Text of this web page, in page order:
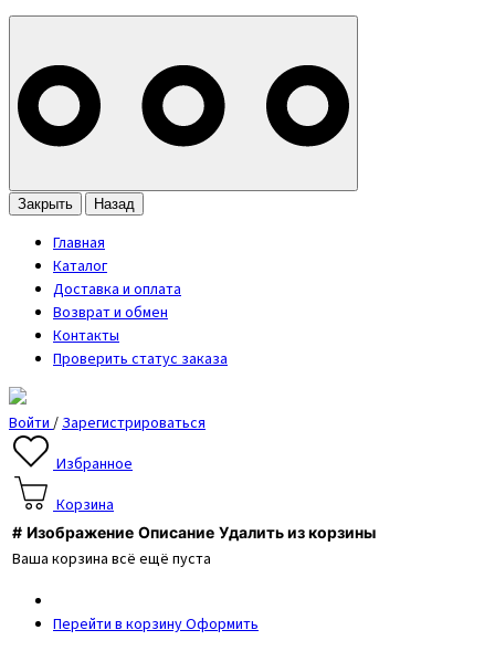
Закрыть Назад
Главная
Каталог
Доставка и оплата
Возврат и обмен
Контакты
Проверить статус заказа
Войти/Зарегистрироваться
Избранное
Корзина
# Изображение Описание Удалить из корзины
Ваша корзина всё ещё пуста
Перейти в корзинуОформить